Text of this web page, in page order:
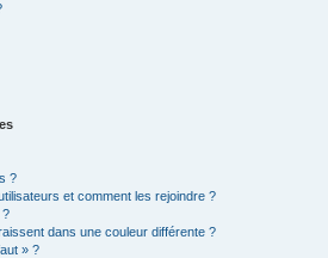
?
et comment les rejoindre ?
?
dans une couleur différente ?
» ?